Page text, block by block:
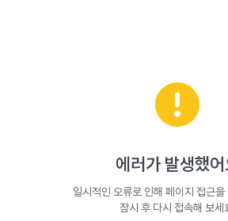
에러가 발생했
일시적인 오류로 인해 페이지 접근을
잠시 후 다시 접속해 보세